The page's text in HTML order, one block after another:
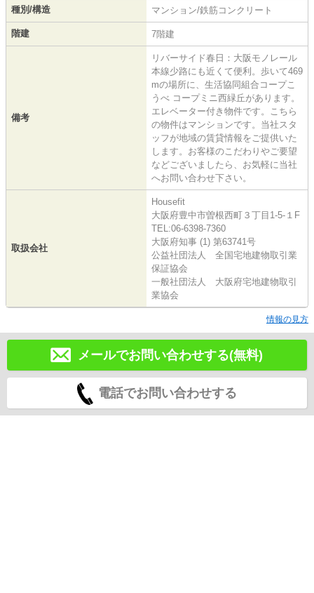
種別/構造 マンション/鉄筋コンクリート
階建 7階建
備考
リバーサイド春日：大阪モノレール
本線少路にも近くて便利。歩いて469
mの場所に、生活協同組合コープこ
うべ コープミニ西緑丘があります。
エレベーター付き物件です。こちら
の物件はマンションです。当社スタ
ッフが地域の賃貸情報をご提供いた
します。お客様のこだわりやご要望
などございましたら、お気軽に当社
へお問い合わせ下さい。
取扱会社
Housefit
大阪府豊中市曽根西町３丁目1-5-１F
TEL:06-6398-7360
大阪府知事 (1) 第63741号
公益社団法人 全国宅地建物取引業
保証協会
一般社団法人 大阪府宅地建物取引
業協会
情報の見方
メールでお問い合わせする(無料)
電話でお問い合わせする